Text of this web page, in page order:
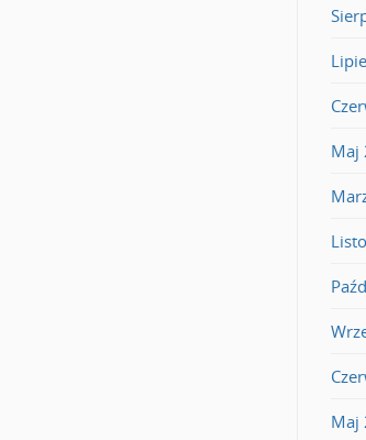
Maj
Maj